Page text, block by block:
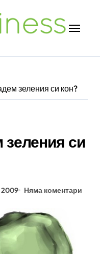
зеления си кон?
зеления си
2009 Няма коментари